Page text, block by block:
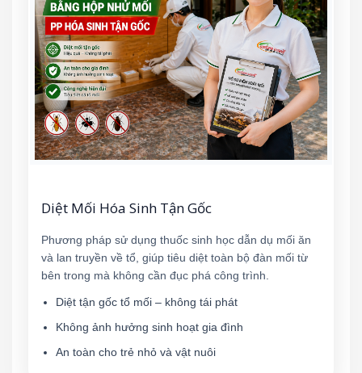
Diệt Mối Hóa Sinh Tận Gốc
Phương pháp sử dụng thuốc sinh học dẫn dụ mối ăn
và lan truyền về tổ, giúp tiêu diệt toàn bộ đàn mối từ
bên trong mà không cần đục phá công trình.
Diệt tận gốc tổ mối – không tái phát
Không ảnh hưởng sinh hoạt gia đình
An toàn cho trẻ nhỏ và vật nuôi